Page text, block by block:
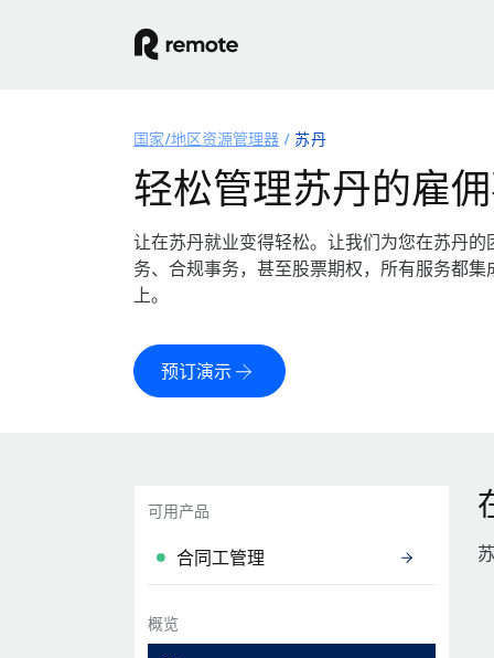
国家/地区资源管理器 苏丹
轻松管理苏丹的雇
让在苏丹就业变得轻松。让我们为您在苏丹的
务、合规事务，甚至股票期权，所有服务都
上。
预订演示
可用产品
合同工管理
概览